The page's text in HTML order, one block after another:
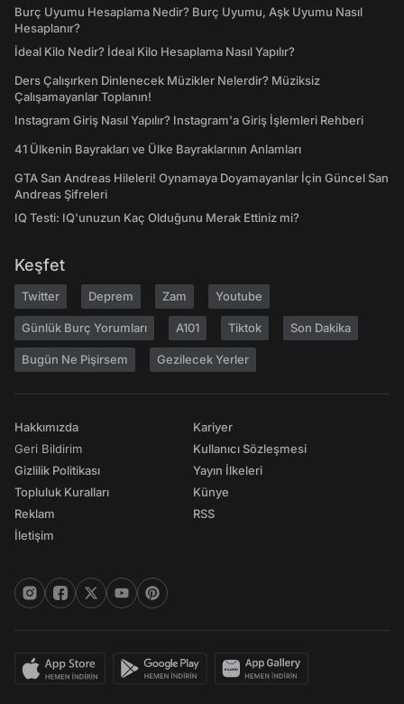
Burç Uyumu Hesaplama Nedir? Burç Uyumu, Aşk Uyumu Nasıl
Hesaplanır?
İdeal Kilo Nedir? İdeal Kilo Hesaplama Nasıl Yapılır?
Ders Çalışırken Dinlenecek Müzikler Nelerdir? Müziksiz
Çalışamayanlar Toplanın!
Instagram Giriş Nasıl Yapılır? Instagram'a Giriş İşlemleri Rehberi
41 Ülkenin Bayrakları ve Ülke Bayraklarının Anlamları
GTA San Andreas Hileleri! Oynamaya Doyamayanlar İçin Güncel San
Andreas Şifreleri
IQ Testi: IQ'unuzun Kaç Olduğunu Merak Ettiniz mi?
Keşfet
Twitter Deprem Zam Youtube
Günlük Burç Yorumları A101 Tiktok Son Dakika
Bugün Ne Pişirsem Gezilecek Yerler
Hakkımızda
Geri Bildirim
Gizlilik Politikası
Topluluk Kuralları
Reklam
İletişim
Kariyer
Kullanıcı Sözleşmesi
Yayın İlkeleri
Künye
RSS